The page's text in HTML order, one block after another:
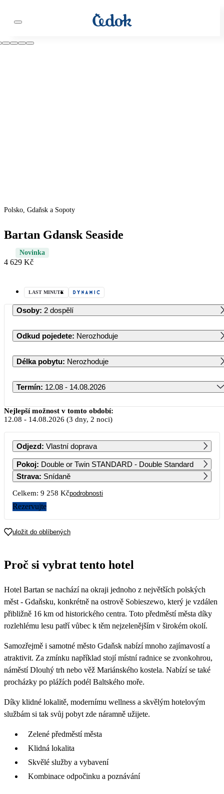
Polsko, Gdaňsk a Sopoty
Bartan Gdansk Seaside
Novinka
4 629 Kč
LAST MINUTE
Osoby: 2 dospělí
Odkud pojedete: Nerozhoduje
Délka pobytu: Nerozhoduje
Termín: 12.08 - 14.08.2026
Srpen 2026
PO ÚT ST ČT PÁ SO NE
1 2
3 4 5 6 7 8 9
10
4 629 5 549 6 319 5 549 4 319
17 18
24
4 169
25 26 27
31
Nejlepší možnost v tomto období:
12.08 - 14.08.2026 (3 dny, 2 noci)
Odjezd: Vlastní doprava
Pokoj: Double or Twin STANDARD - Double Standard
Strava: Snídaně
Celkem: 9 258 Kčpodrobnosti
Rezervujte
uložit do oblíbených
Proč si vybrat tento hotel
Hotel Bartan se nachází na okraji jednoho z největších polských
měst - Gdaňsku, konkrétně na ostrově Sobieszewo, který je vzdálen
přibližně 16 km od historického centra. Toto předměstí města díky
rozlehlému lesu patří vůbec k těm nejzelenějším v širokém okolí.
Samozřejmě i samotné město Gdaňsk nabízí mnoho zajímavostí a
atraktivit. Za zmínku například stojí místní radnice se zvonkohrou,
náměstí Dlouhý trh nebo věž Mariánského kostela. Nabízí se také
procházky po plážích podél Baltského moře.
Díky klidné lokalitě, modernímu wellness a skvělým hotelovým
službám si tak svůj pobyt zde náramně užijete.
Zelené předměstí města
Klidná lokalita
Skvělé služby a vybavení
Kombinace odpočinku a poznávání